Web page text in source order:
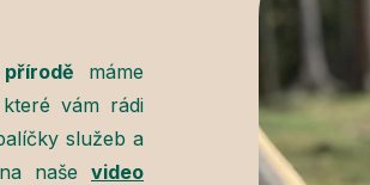
máme
vám rádi
služeb a
naše video